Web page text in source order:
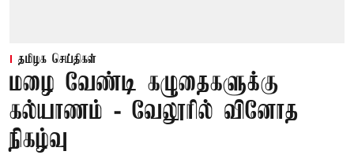
தமிழக செய்திகள்
மழை வேண்டி கழுதைகளுக்கு
கல்யாணம் - வேலூரில் வினோத
நிகழ்வு